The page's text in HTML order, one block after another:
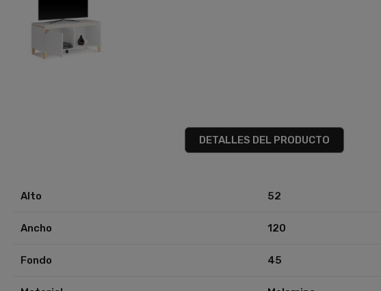
DETALLES DEL PRODUCTO
Alto 52
Ancho 120
Fondo 45